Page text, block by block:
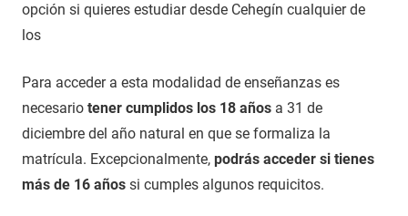
opción si quieres estudiar desde Cehegín cualquier de
los
Para acceder a esta modalidad de enseñanzas es
necesario tener cumplidos los 18 años a 31 de
diciembre del año natural en que se formaliza la
matrícula. Excepcionalmente, podrás acceder si tienes
más de 16 años si cumples algunos requicitos.